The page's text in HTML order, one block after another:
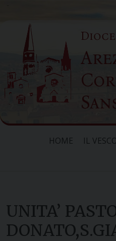
content
HOME IL
UNITA’